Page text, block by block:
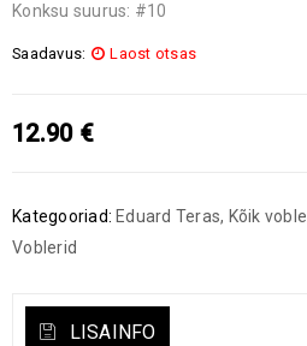
Konksu suurus: #10
Saadavus: Laost otsas
12.90 €
Kategooriad: Eduard Teras, Kõik
Voblerid
LISAINFO